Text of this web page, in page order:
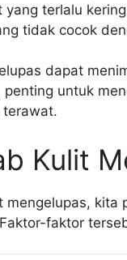
terlalu
tidak cocok
dapat
untuk
terawat.
Kulit
kita
faktor